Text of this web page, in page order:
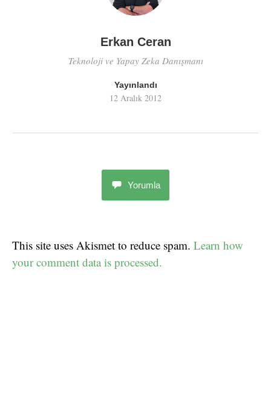
Erkan Ceran
Teknoloji ve Yapay Zeka Danışmanı
Yayınlandı
12 Aralık 2012
Yorumla
This site uses Akismet to reduce spam. Learn how
your comment data is processed.